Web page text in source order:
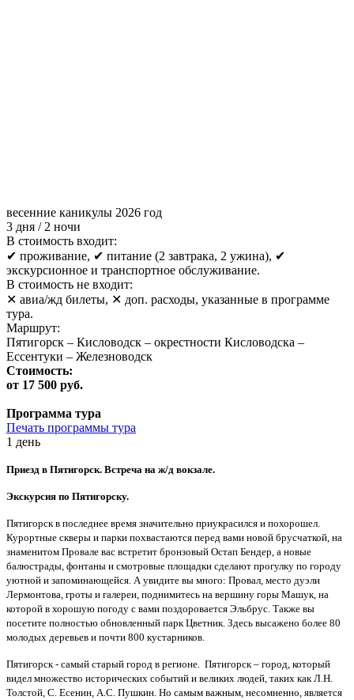
весенние каникулы 2026 год
3 дня / 2 ночи
В стоимость входит:
✔ проживание, ✔ питание (2 завтрака, 2 ужина), ✔
экскурсионное и транспортное обслуживание.
В стоимость не входит:
✕ авиа/жд билеты, ✕ доп. расходы, указанные в программе
тура.
Маршрут:
Пятигорск – Кисловодск – окрестности Кисловодска –
Ессентуки – Железноводск
Стоимость:
от 17 500 руб.
Программа тура
Печать программы тура
1 день
Приезд в Пятигорск. Встреча на ж/д вокзале.
Экскурсия по Пятигорску.
Пятигорск в последнее время значительно приукрасился и похорошел.
Курортные скверы и парки похвастаются перед вами новой брусчаткой, на
знаменитом Провале вас встретит бронзовый Остап Бендер, а новые
балюстрады, фонтаны и смотровые площадки сделают прогулку по городу
уютной и запоминающейся. А увидите вы много: Провал, место дуэли
Лермонтова, гроты и галереи, поднимитесь на вершину горы Машук, на
которой в хорошую погоду с вами поздоровается Эльбрус. Также вы
посетите полностью обновленный парк Цветник. Здесь высажено более 80
молодых деревьев и почти 800 кустарников.
Пятигорск - самый старый город в регионе. Пятигорск – город, который
видел множество исторических событий и великих людей, таких как Л.Н.
Толстой, С. Есенин, А.С. Пушкин. Но самым важным, несомненно, является